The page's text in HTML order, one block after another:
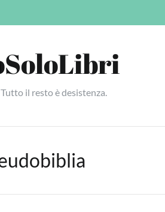
il resto è desistenza.